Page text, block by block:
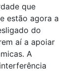
que
estão agora a
do
aí a apoiar
A